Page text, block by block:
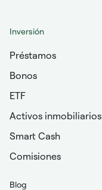
Inversión
Préstamos
Bonos
ETF
Activos inmobiliarios
Smart Cash
Comisiones
Blog